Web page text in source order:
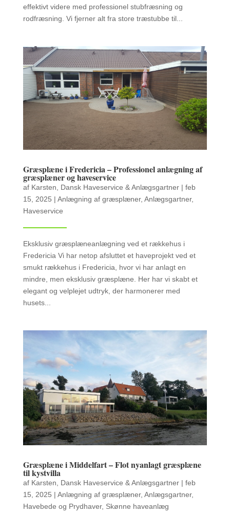
effektivt videre med professionel stubfræsning og
rodfræsning. Vi fjerner alt fra store træstubbe til...
Græsplæne i Fredericia – Professionel anlægning af
græsplæner og haveservice
af Karsten, Dansk Haveservice & Anlægsgartner| feb
15, 2025 | Anlægning af græsplæner, Anlægsgartner,
Haveservice
Eksklusiv græsplæneanlægning ved et rækkehus i
Fredericia Vi har netop afsluttet et haveprojekt ved et
smukt rækkehus i Fredericia, hvor vi har anlagt en
mindre, men eksklusiv græsplæne. Her har vi skabt et
elegant og velplejet udtryk, der harmonerer med
husets...
Græsplæne i Middelfart – Flot nyanlagt græsplæne
til kystvilla
af Karsten, Dansk Haveservice & Anlægsgartner| feb
15, 2025 | Anlægning af græsplæner, Anlægsgartner,
Havebede og Prydhaver, Skønne haveanlæg